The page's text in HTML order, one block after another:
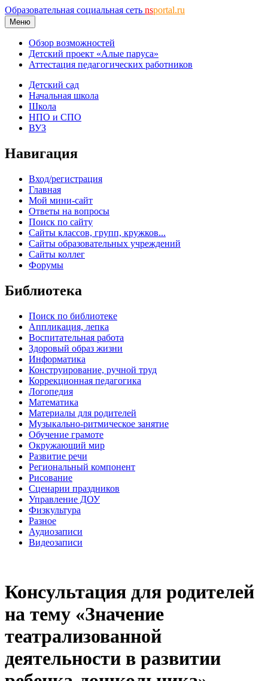
Образовательная социальная сеть nsportal.ru
Меню
Обзор возможностей
Детский проект «Алые паруса»
Аттестация педагогических работников
Детский сад
Начальная школа
Школа
НПО и СПО
ВУЗ
Навигация
Вход/регистрация
Главная
Мой мини-сайт
Ответы на вопросы
Поиск по сайту
Сайты классов, групп, кружков...
Сайты образовательных учреждений
Сайты коллег
Форумы
Библиотека
Поиск по библиотеке
Аппликация, лепка
Воспитательная работа
Здоровый образ жизни
Информатика
Конструирование, ручной труд
Коррекционная педагогика
Логопедия
Математика
Материалы для родителей
Музыкально-ритмическое занятие
Обучение грамоте
Окружающий мир
Развитие речи
Региональный компонент
Рисование
Сценарии праздников
Управление ДОУ
Физкультура
Разное
Аудиозаписи
Видеозаписи
Консультация для родителей
на тему «Значение
театрализованной
деятельности в развитии